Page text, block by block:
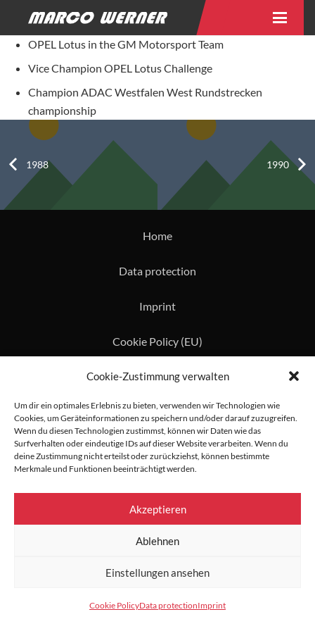
Cookie-Zustimmung verwalten
Um dir ein optimales Erlebnis zu bieten, verwenden wir Technologien wie
Cookies, um Geräteinformationen zu speichern und/oder darauf zuzugreifen.
Wenn du diesen Technologien zustimmst, können wir Daten wie das
Surfverhalten oder eindeutige IDs auf dieser Website verarbeiten. Wenn du
deine Zustimmung nicht erteilst oder zurückziehst, können bestimmte
Merkmale und Funktionen beeinträchtigt werden.
Akzeptieren
Ablehnen
Einstellungen ansehen
Cookie PolicyData protectionImprint
OPEL Lotus in the GM Motorsport Team
Vice Champion OPEL Lotus Challenge
Champion ADAC Westfalen West Rundstrecken
championship
1988 1990
Home
Data protection
Imprint
Cookie Policy (EU)